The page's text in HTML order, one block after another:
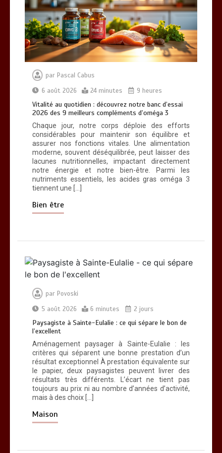
Vitalité au quotidien : découvrez notre
banc d’essai 2026 des 9 meilleurs
compléments d’oméga 3
0 24 minutes
Paysagiste à Sainte-Eulalie : ce qui
sépare le bon de l’excellent
0 6 minutes
par Pascal Cabus
6 août 2026
24 minutes 9 heures
Vitalité au quotidien : découvrez notre banc d’essai
2026 des 9 meilleurs compléments d’oméga 3
Chaque jour, notre corps déploie des efforts
considérables pour maintenir son équilibre et
assurer nos fonctions vitales. Une alimentation
moderne, souvent déséquilibrée, peut laisser des
lacunes nutritionnelles, impactant directement
notre énergie et notre bien-être. Parmi les
nutriments essentiels, les acides gras oméga 3
tiennent une […]
Bien être
par Povoski
5 août 2026
6 minutes 2 jours
Paysagiste à Sainte-Eulalie : ce qui sépare le bon de
l’excellent
Aménagement paysager à Sainte-Eulalie : les
critères qui séparent une bonne prestation d’un
résultat exceptionnel À prestation équivalente sur
le papier, deux paysagistes peuvent livrer des
résultats très différents. L’écart ne tient pas
toujours au prix ni au nombre d’années d’activité,
mais à des choix […]
Maison